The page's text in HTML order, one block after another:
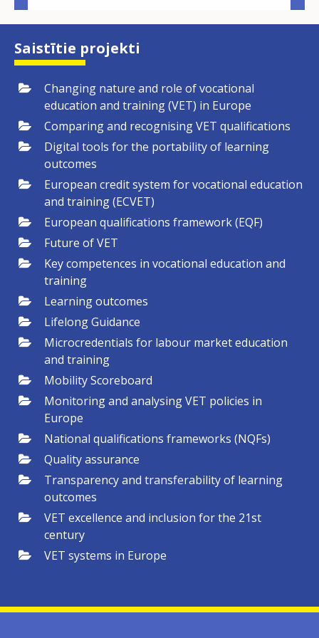
Saistītie projekti
Changing nature and role of vocational
education and training (VET) in Europe
Comparing and recognising VET qualifications
Digital tools for the portability of learning
outcomes
European credit system for vocational education
and training (ECVET)
European qualifications framework (EQF)
Future of VET
Key competences in vocational education and
training
Learning outcomes
Lifelong Guidance
Microcredentials for labour market education
and training
Mobility Scoreboard
Monitoring and analysing VET policies in
Europe
National qualifications frameworks (NQFs)
Quality assurance
Transparency and transferability of learning
outcomes
VET excellence and inclusion for the 21st
century
VET systems in Europe